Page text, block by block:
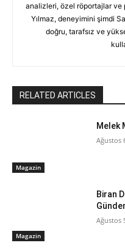
analizleri, özel röportajlar ve
Yılmaz, deneyimini şimdi
doğru, tarafsız ve
RELATED ARTICLES
Magazin
Melek
Ağustos
Magazin
Biran
Ağustos